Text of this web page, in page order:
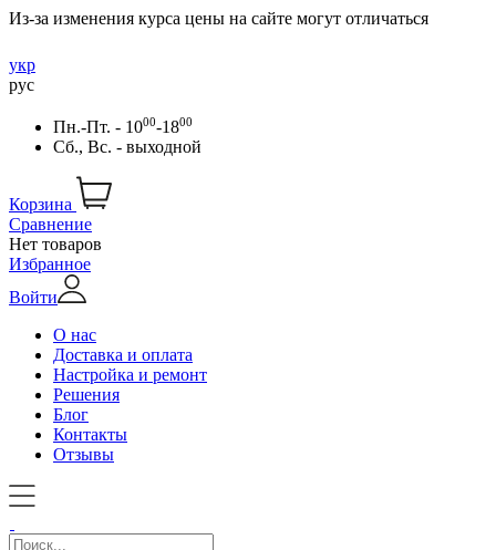
Из-за изменения курса цены на сайте могут отличаться
укр
рус
Пн.-Пт. - 1000-1800
Сб., Вс. - выходной
Корзина
Сравнение
Нет товаров
Избранное
Войти
О нас
Доставка и оплата
Настройка и ремонт
Решения
Блог
Контакты
Отзывы